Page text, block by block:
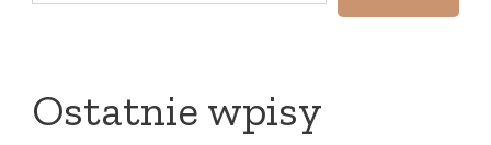
Ostatnie wpisy